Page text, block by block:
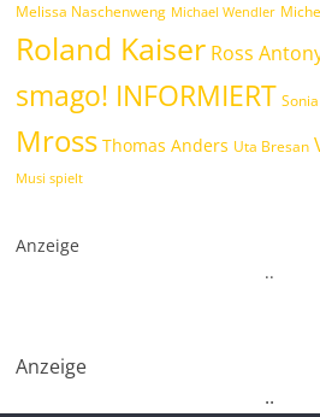
Melissa Naschenweng Michael Wendler
Roland Kaiser Ross
smago! INFORMIERT
Mross Thomas Anders Uta Bresan
Musi spielt
Anzeige
..
Anzeige
..